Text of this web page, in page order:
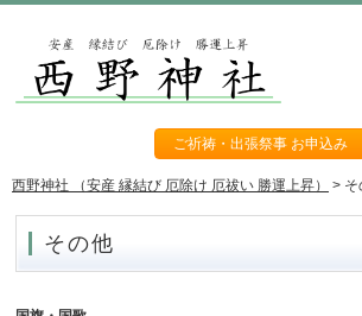
ご祈祷・出張祭事 お申込み
西野神社 （安産 縁結び 厄除け 厄祓い 勝運上昇） > そ
その他